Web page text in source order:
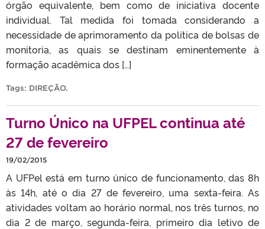
órgão equivalente, bem como de iniciativa docente
individual. Tal medida foi tomada considerando a
necessidade de aprimoramento da política de bolsas de
monitoria, as quais se destinam eminentemente à
formação acadêmica dos […]
Tags: DIREÇÃO.
Turno Único na UFPEL continua até
27 de fevereiro
19/02/2015
A UFPel está em turno único de funcionamento, das 8h
às 14h, até o dia 27 de fevereiro, uma sexta-feira. As
atividades voltam ao horário normal, nos três turnos, no
dia 2 de março, segunda-feira, primeiro dia letivo de